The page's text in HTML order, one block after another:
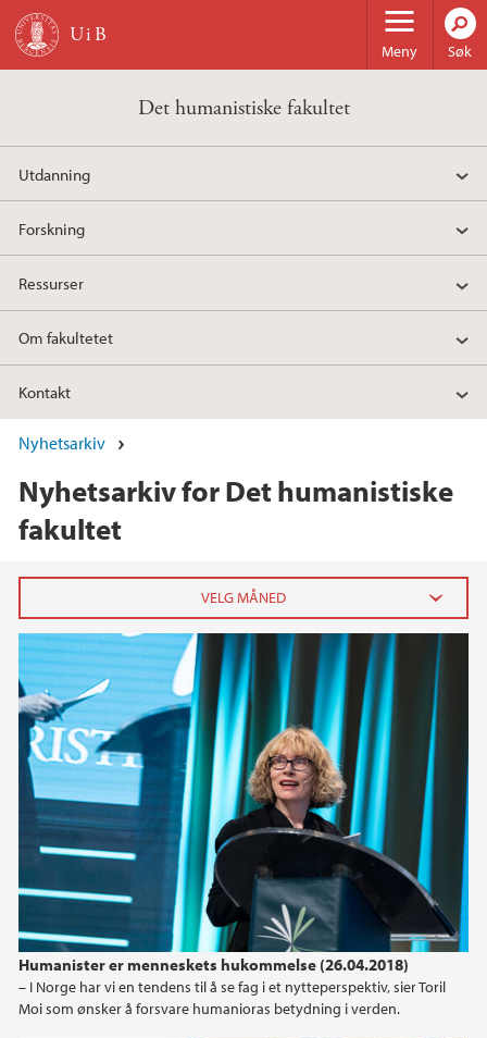
Hopp til hovedinnhold
Meny Søk
Det humanistiske fakultet
Utdanning
Forskning
Ressurser
Om fakultetet
Kontakt
Nyhetsarkiv
Nyhetsarkiv for Det humanistiske
fakultet
Humanister er menneskets hukommelse (26.04.2018)
– I Norge har vi en tendens til å se fag i et nytteperspektiv, sier Toril
Moi som ønsker å forsvare humanioras betydning i verden.
2026
juni (3)
mai (3)
april (2)
mars (5)
februar (5)
januar (4)
2025
2024
2023